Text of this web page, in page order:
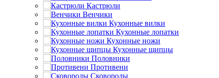
Кастрюли
Венчики
Кухонные вилки
Кухонные лопатки
Кухонные ножи
Кухонные щипцы
Половники
Противени
Сковороды